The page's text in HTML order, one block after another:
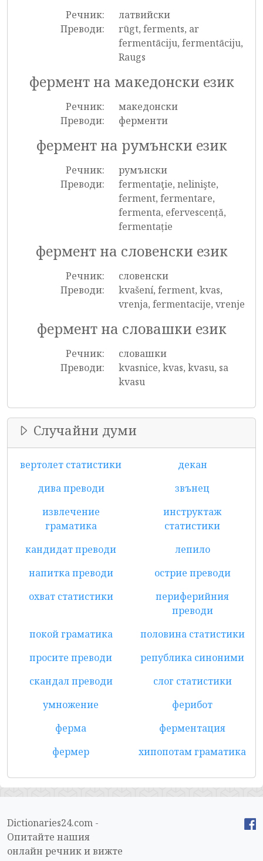
Речник:
латвийски
Преводи:
rūgt, ferments, ar
fermentāciju, fermentāciju,
Raugs
фермент на македонски език
Речник:
македонски
Преводи:
ферменти
фермент на румънски език
Речник:
румънски
Преводи:
fermentaţie, nelinişte,
ferment, fermentare,
fermenta, efervescență,
fermentație
фермент на словенски език
Речник:
словенски
Преводи:
kvašení, ferment, kvas,
vrenja, fermentacije, vrenje
фермент на словашки език
Речник:
словашки
Преводи:
kvasnice, kvas, kvasu, sa
kvasu
Случайни думи
вертолет статистики
декан
дива преводи
звънец
извлечение
граматика
инструктаж
статистики
кандидат преводи
лепило
напитка преводи
острие преводи
охват статистики
периферийния
преводи
покой граматика
половина статистики
просите преводи
република синоними
скандал преводи
слог статистики
умножение
ферибот
ферма
ферментация
фермер
хипопотам граматика
Dictionaries24.com -
Опитайте нашия
онлайн речник и вижте